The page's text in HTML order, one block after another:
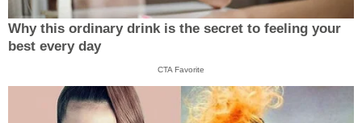
Why this ordinary drink is the secret to feeling your
best every day
CTA Favorite